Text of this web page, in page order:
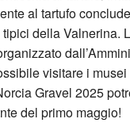
al tartufo
della Valnerina.
visitare i
Gravel 2025
del primo maggio!